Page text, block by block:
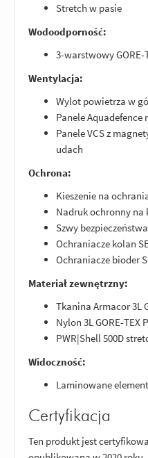
Stretch w pasie
Wodoodporność:
3-warstwowy GORE-
Wentylacja:
Wylot powietrza w
Panele Aquadefence
Panele VCS z
udach
Ochrona:
Kieszenie na
Nadruk ochronny na
Szwy bezpieczeństwa
Ochraniacze kolan
Ochraniacze bioder
Materiał zewnętrzny:
Tkanina Armacor 3L
Nylon 3L GORE-TEX
PWR|Shell 500D
Widoczność:
Laminowane
Certyfikacja
Ten produkt jest